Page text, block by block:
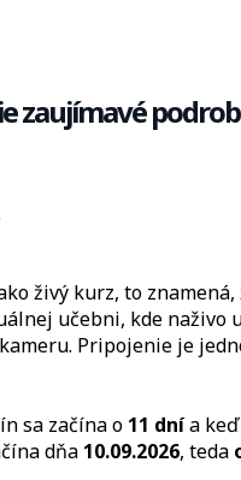
zaujímavé
živý kurz, to
učebni, kde
Pripojenie je
sa začína o 11 dnía keď
dňa 10.09.2026, teda